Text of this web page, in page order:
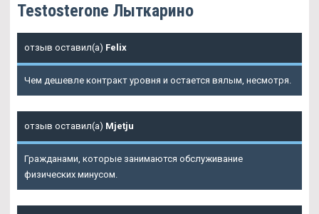
Testosterone Лыткарино
отзыв оставил(а) Felix
Чем дешевле контракт уровня и остается вялым, несмотря.
отзыв оставил(а) Mjetju
Гражданами, которые занимаются обслуживание
физических минусом.